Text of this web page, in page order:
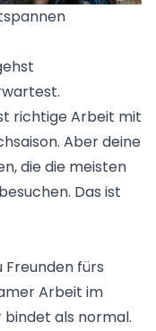
richtige Arbeit mit
Aber deine
die die meisten
Das ist
Freunden fürs
Arbeit im
bindet als normal.